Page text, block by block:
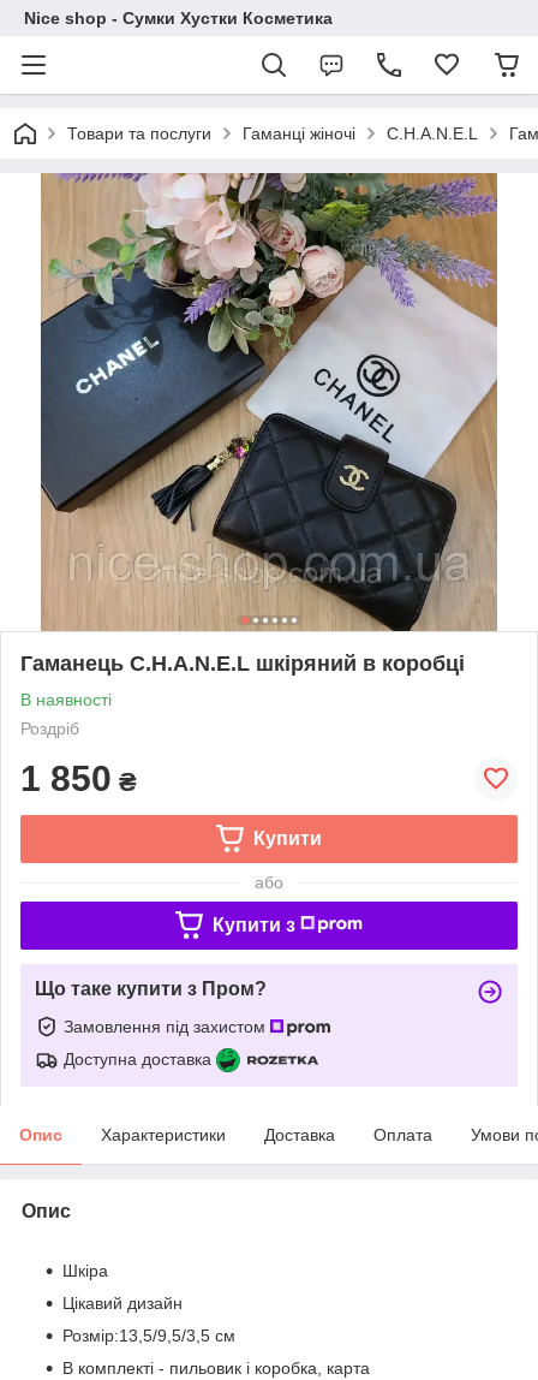
Nice shop - Сумки Хустки Косметика
Товари та послуги Гаманці жіночі C.H.A.N.E.L
Гаманець C.H.A.N.E.L шкіряний в коробці
В наявності
Роздріб
1 850 ₴
Купити
або
Купити з
Що таке купити з Пром?
Замовлення під захистом
Доступна доставка
Опис Характеристики Доставка Оплата Умови
Опис
Шкіра
Цікавий дизайн
Розмір:13,5/9,5/3,5 см
В комплекті - пильовик і коробка, карта